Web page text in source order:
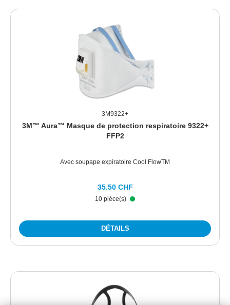
3M9322+
3M™ Aura™ Masque de protection respiratoire 9322+
FFP2
Avec soupape expiratoire Cool FlowTM
10 pièce(s)
35.50 CHF
DÉTAILS